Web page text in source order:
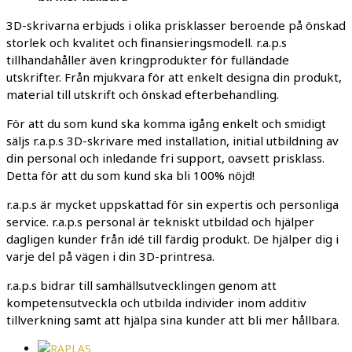
3D-skrivarna erbjuds i olika prisklasser beroende på önskad
storlek och kvalitet och finansieringsmodell. r.a.p.s
tillhandahåller även kringprodukter för fulländade
utskrifter. Från mjukvara för att enkelt designa din produkt,
material till utskrift och önskad efterbehandling.
För att du som kund ska komma igång enkelt och smidigt
säljs r.a.p.s 3D-skrivare med installation, initial utbildning av
din personal och inledande fri support, oavsett prisklass.
Detta för att du som kund ska bli 100% nöjd!
r.a.p.s är mycket uppskattad för sin expertis och personliga
service. r.a.p.s personal är tekniskt utbildad och hjälper
dagligen kunder från idé till färdig produkt. De hjälper dig i
varje del på vägen i din 3D-printresa.
r.a.p.s bidrar till samhällsutvecklingen genom att
kompetensutveckla och utbilda individer inom additiv
tillverkning samt att hjälpa sina kunder att bli mer hållbara.